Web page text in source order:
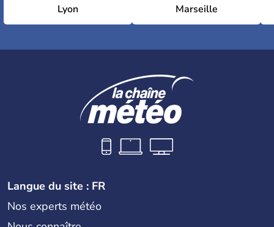
Lyon Marseille
Langue du site : FR
Nos experts météo